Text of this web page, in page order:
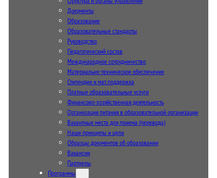
Документы
Образование
Образовательные стандарты
Руководство
Педагогический состав
Международное сотрудничество
Материально-техническое обеспечение
Стипендии и мат. поддержка
Платные образовательные услуги
Финансово-хозяйственная деятельность
Организация питания в образовательной организации
Вакантные места для приема (перевода)
Наши принципы и цели
Образцы документов об образовании
Вакансии
Партнеры
Программы